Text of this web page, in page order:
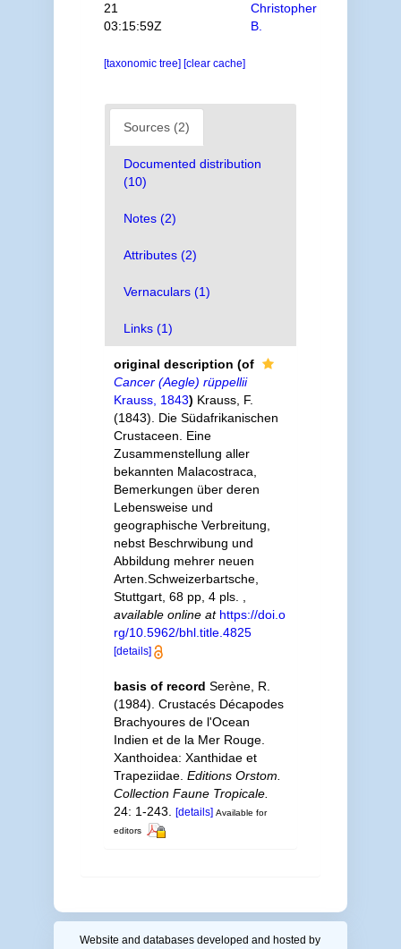
21
03:15:59Z
Christopher
B.
[taxonomic tree] [clear cache]
Sources (2)
Documented distribution
(10)
Notes (2)
Attributes (2)
Vernaculars (1)
Links (1)
original description (of
Cancer (Aegle) rüppellii
Krauss, 1843) Krauss, F.
(1843). Die Südafrikanischen
Crustaceen. Eine
Zusammenstellung aller
bekannten Malacostraca,
Bemerkungen über deren
Lebensweise und
geographische Verbreitung,
nebst Beschrwibung und
Abbildung mehrer neuen
Arten.Schweizerbartsche,
Stuttgart, 68 pp, 4 pls.
available online at https://doi.o
rg/10.5962/bhl.title.4825
[details]
basis of record Serène, R.
(1984). Crustacés Décapodes
Brachyoures de l'Ocean
Indien et de la Mer Rouge.
Xanthoidea: Xanthidae et
Trapeziidae. Editions Orstom.
Collection Faune Tropicale.
24: 1-243.
[details] Available for
editors
Website and databases developed and hosted by